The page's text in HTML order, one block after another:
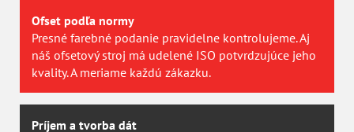
Ofset podľa normy
Presné farebné podanie pravidelne kontrolujeme. Aj
náš ofsetový stroj má udelené ISO potvrdzujúce jeho
kvality. A meriame každú zákazku.
Príjem a tvorba dát